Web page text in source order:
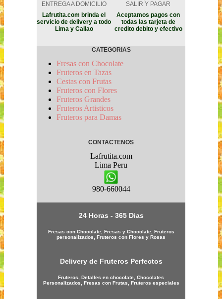
ENTREGA A DOMICILIO
SALIR Y PAGAR
Lafrutita.com brinda el
servicio de delivery a todo
Lima y Callao
Aceptamos pagos con
todas las tarjeta de
credito debito y efectivo
CATEGORIAS
Fresas con Chocolate
Fruteros en Tazas
Cestas con Frutas
Fruteros con Flores
Fruteros Grandes
Fruteros Artisticos
Fruteros para Damas
CONTACTENOS
Lafrutita.com
Lima Peru
980-660044
24 Horas - 365 Dias
Fresas con Chocolate, Fresas y Chocolate, Fruteros
personalizados, Fruteros con Flores y Rosas
Delivery de Fruteros Perfectos
Fruteros, Detalles en chocolate, Chocolates
Personalizados, Fresas con Frutas, Fruteros especiales